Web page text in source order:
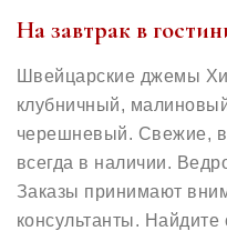
На завтрак в
Швейцарские джемы
клубничный,
черешневый. Свежие,
всегда в наличии.
Заказы принимают
консультанты. Найдите